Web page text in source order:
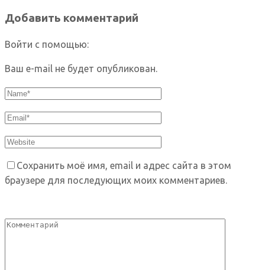
Добавить комментарий
Войти с помощью:
Ваш e-mail не будет опубликован.
Сохранить моё имя, email и адрес сайта в этом
браузере для последующих моих комментариев.